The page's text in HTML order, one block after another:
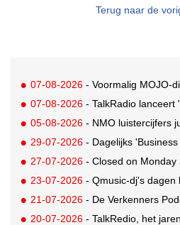
Terug naar de
07-08-2026 - Voormalig MOJO-directeur start
07-08-2026 - TalkRadio lanceert "meest
05-08-2026 - NMO luistercijfers juli: Qmusic
29-07-2026 - Dagelijks 'Business
27-07-2026 - Closed on Monday lanceert podcast "Dood
23-07-2026 - Qmusic-dj's dagen luisteraars uit hun
21-07-2026 - De Verkenners Podcast viert 200e
20-07-2026 - TalkRedio, het jaren '90 concept van oa Theo van Gogh, Jan